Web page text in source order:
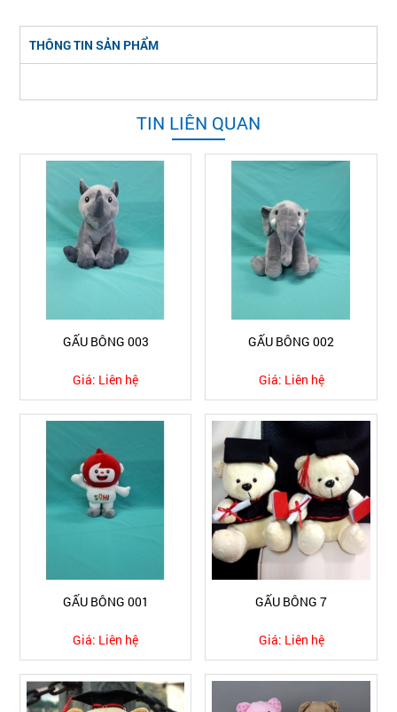
THÔNG TIN SẢN PHẨM
TIN LIÊN QUAN
GẤU BÔNG 003
Giá: Liên hệ
GẤU BÔNG 002
Giá: Liên hệ
GẤU BÔNG 001
Giá: Liên hệ
GẤU BÔNG 7
Giá: Liên hệ